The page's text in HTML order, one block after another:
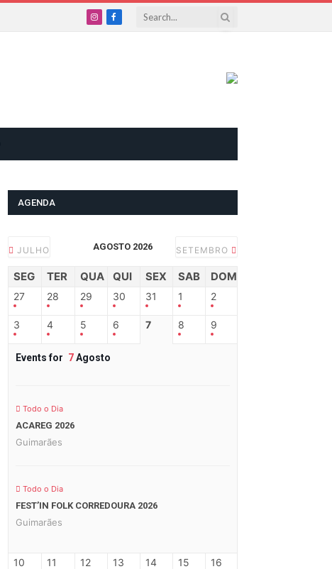
InstagramFacebook
AGENDA
JULHO AGOSTO 2026 SETEMBRO
SEG TER QUA QUI SEX SAB DOM
27 28 29 30 31 1 2
3 4 5 6 7 8 9
Events for 7Agosto
Todo o Dia
ACAREG 2026
Guimarães
Todo o Dia
FEST’IN FOLK CORREDOURA 2026
Guimarães
10 11 12 13 14 15 16